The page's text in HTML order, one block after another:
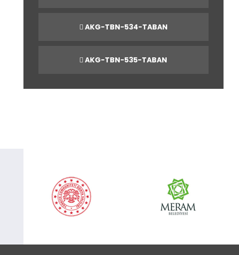
AKG-TBN-534-TABAN
AKG-TBN-535-TABAN